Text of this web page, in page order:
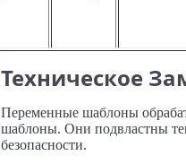
Техническое
Переменные шаблоны
шаблоны. Они подвластны
безопасности.